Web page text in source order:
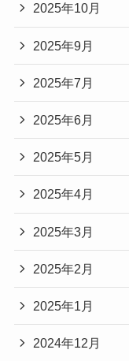
2025年10月
2025年9月
2025年7月
2025年6月
2025年5月
2025年4月
2025年3月
2025年2月
2025年1月
2024年12月